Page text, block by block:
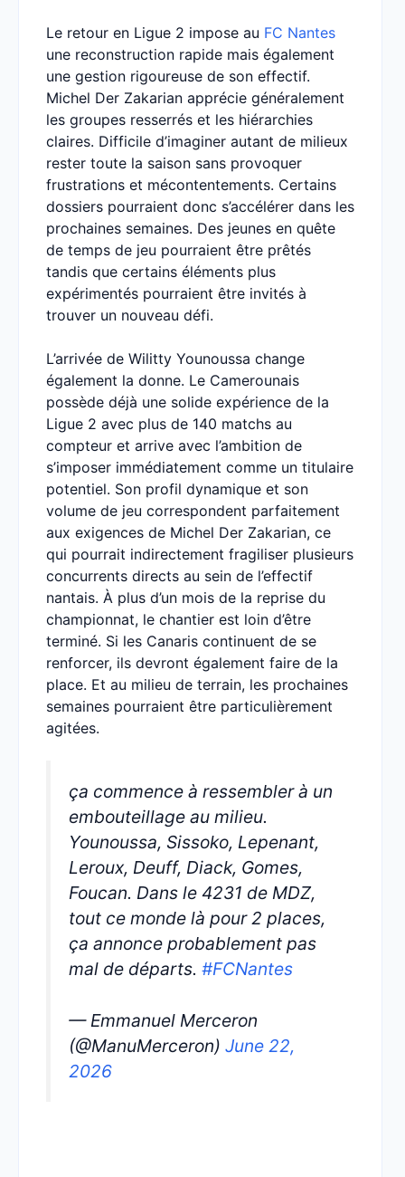
Le retour en Ligue 2 impose au FC Nantes
une reconstruction rapide mais également
une gestion rigoureuse de son effectif.
Michel Der Zakarian apprécie généralement
les groupes resserrés et les hiérarchies
claires. Difficile d’imaginer autant de milieux
rester toute la saison sans provoquer
frustrations et mécontentements. Certains
dossiers pourraient donc s’accélérer dans les
prochaines semaines. Des jeunes en quête
de temps de jeu pourraient être prêtés
tandis que certains éléments plus
expérimentés pourraient être invités à
trouver un nouveau défi.
L’arrivée de Wilitty Younoussa change
également la donne. Le Camerounais
possède déjà une solide expérience de la
Ligue 2 avec plus de 140 matchs au
compteur et arrive avec l’ambition de
s’imposer immédiatement comme un titulaire
potentiel. Son profil dynamique et son
volume de jeu correspondent parfaitement
aux exigences de Michel Der Zakarian, ce
qui pourrait indirectement fragiliser plusieurs
concurrents directs au sein de l’effectif
nantais. À plus d’un mois de la reprise du
championnat, le chantier est loin d’être
terminé. Si les Canaris continuent de se
renforcer, ils devront également faire de la
place. Et au milieu de terrain, les prochaines
semaines pourraient être particulièrement
agitées.
ça commence à ressembler à un
embouteillage au milieu.
Younoussa, Sissoko, Lepenant,
Leroux, Deuff, Diack, Gomes,
Foucan. Dans le 4231 de MDZ,
tout ce monde là pour 2 places,
ça annonce probablement pas
mal de départs. #FCNantes
— Emmanuel Merceron
(@ManuMerceron) June 22,
2026